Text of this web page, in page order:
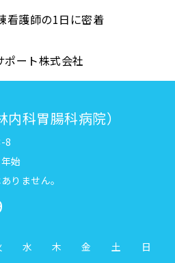
看護師の1日に密着
ポート株式会社
科胃腸科病院）
8
始
りません。
水 木 金 土 日